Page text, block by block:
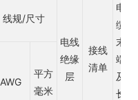
线规/尺寸
电线
绝缘
层
接线
清单
电
缆
末
端
及
长
AWG
平方
毫米